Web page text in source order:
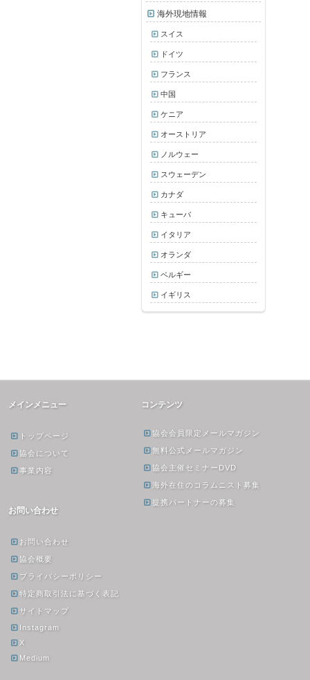
海外現地情報
スイス
ドイツ
フランス
中国
ケニア
オーストリア
ノルウェー
スウェーデン
カナダ
キューバ
イタリア
オランダ
ベルギー
イギリス
メインメニュー
トップページ
協会について
事業内容
コンテンツ
協会会員限定メールマガジン
無料公式メールマガジン
協会主催セミナーDVD
海外在住のコラムニスト募集
提携パートナーの募集
お問い合わせ
お問い合わせ
協会概要
プライバシーポリシー
特定商取引法に基づく表記
サイトマップ
Instagram
X
Medium